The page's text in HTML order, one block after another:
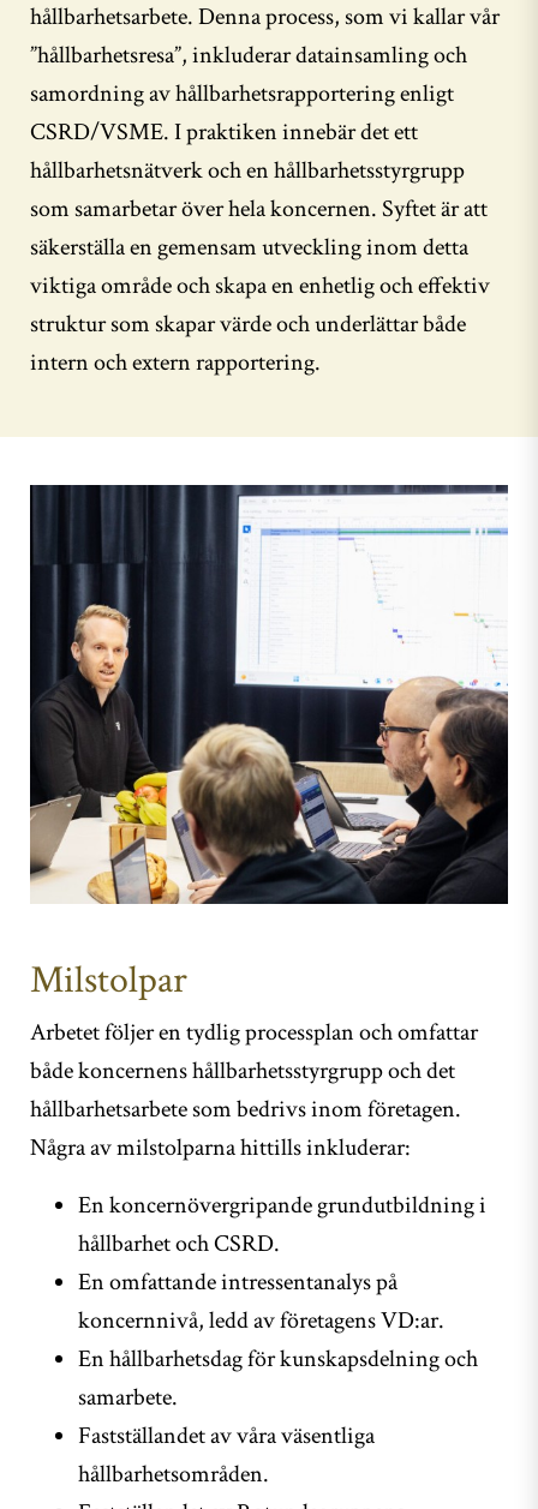
hållbarhetsarbete. Denna process, som vi kallar vår
”hållbarhetsresa”, inkluderar datainsamling och
samordning av hållbarhetsrapportering enligt
CSRD/VSME. I praktiken innebär det ett
hållbarhetsnätverk och en hållbarhetsstyrgrupp
som samarbetar över hela koncernen. Syftet är att
säkerställa en gemensam utveckling inom detta
viktiga område och skapa en enhetlig och effektiv
struktur som skapar värde och underlättar både
intern och extern rapportering.
Milstolpar
Arbetet följer en tydlig processplan och omfattar
både koncernens hållbarhetsstyrgrupp och det
hållbarhetsarbete som bedrivs inom företagen.
Några av milstolparna hittills inkluderar:
En koncernövergripande grundutbildning i
hållbarhet och CSRD.
En omfattande intressentanalys på
koncernnivå, ledd av företagens VD:ar.
En hållbarhetsdag för kunskapsdelning och
samarbete.
Fastställandet av våra väsentliga
hållbarhetsområden.